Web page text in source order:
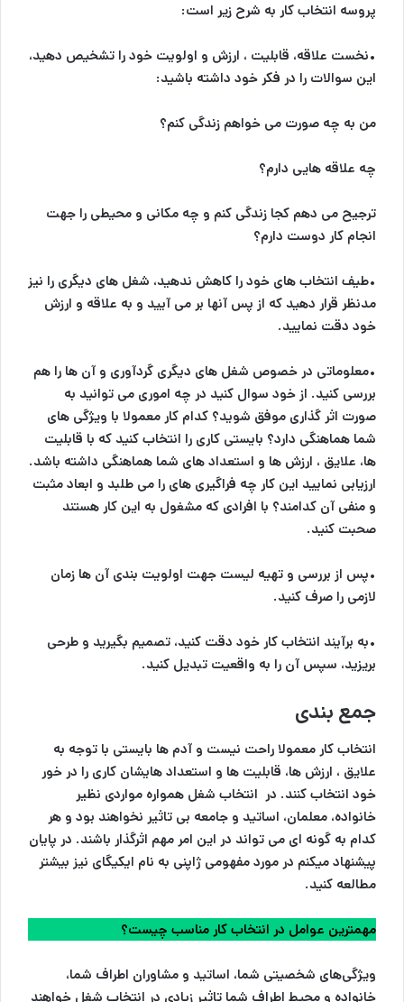
پروسه انتخاب کار به شرح زیر است:
•نخست علاقه، قابلیت ، ارزش و اولویت خود را تشخیص دهید،
این سوالات را در فکر خود داشته باشید:
من به چه صورت می خواهم زندگی کنم؟
چه علاقه هایی دارم؟
ترجیح می دهم کجا زندگی کنم و چه مکانی و محیطی را جهت
انجام کار دوست دارم؟
•طیف انتخاب های خود را کاهش ندهید، شغل های دیگری را نیز
مدنظر قرار دهید که از پس آنها بر می آیید و به علاقه و ارزش
خود دقت نمایید.
•معلوماتی در خصوص شغل های دیگری گردآوری و آن ها را هم
بررسی کنید. از خود سوال کنید در چه اموری می توانید به
صورت اثر گذاری موفق شوید؟ کدام کار معمولا با ویژگی های
شما هماهنگی دارد؟ بایستی کاری را انتخاب کنید که با قابلیت
ها، علایق ، ارزش ها و استعداد های شما هماهنگی داشته باشد.
ارزیابی نمایید این کار چه فراگیری های را می طلبد و ابعاد مثبت
و منفی آن کدامند؟ با افرادی که مشغول به این کار هستند
صحبت کنید.
•پس از بررسی و تهیه لیست جهت اولویت بندی آن ها زمان
لازمی را صرف کنید.
•به برآیند انتخاب کار خود دقت کنید، تصمیم بگیرید و طرحی
بریزید، سپس آن را به واقعیت تبدیل کنید.
جمع بندی
انتخاب کار معمولا راحت نیست و آدم ها بایستی با توجه به
علایق ، ارزش ها، قابلیت ها و استعداد هایشان کاری را در خور
خود انتخاب کنند. در انتخاب شغل همواره مواردی نظیر
خانواده، معلمان، اساتید و جامعه بی تاثیر نخواهند بود و هر
کدام به گونه ای می تواند در این امر مهم اثرگذار باشند. در پایان
پیشنهاد میکنم در مورد مفهومی ژاپنی به نام ایکیگای نیز بیشتر
مطالعه کنید.
مهمترین عوامل در انتخاب کار مناسب چیست؟
ویژگی‌های شخصیتی شما، اساتید و مشاوران اطراف شما،
خانواده و محیط اطراف شما تاثیر زیادی در انتخاب شغل خواهند